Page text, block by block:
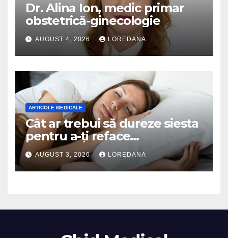
Dr. Alina Ion, medic primar
obstetrică-ginecologie
AUGUST 4, 2026 LOREDANA
ARTICOLE MEDICALE
Cât ar trebui să dureze siesta
pentru a-ți reface
organismul? Specialiștii
explică durata ideală a
somnului de după-amiază
AUGUST 3, 2026 LOREDANA